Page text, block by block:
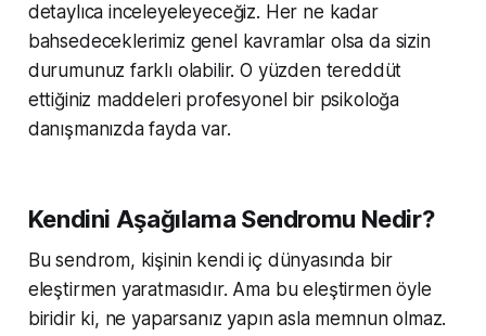
detaylıca inceleyeleyeceğiz. Her ne kadar
bahsedeceklerimiz genel kavramlar olsa da sizin
durumunuz farklı olabilir. O yüzden tereddüt
ettiğiniz maddeleri profesyonel bir psikoloğa
danışmanızda fayda var.
Kendini Aşağılama Sendromu Nedir?
Bu sendrom, kişinin kendi iç dünyasında bir
eleştirmen yaratmasıdır. Ama bu eleştirmen öyle
biridir ki, ne yaparsanız yapın asla memnun olmaz.